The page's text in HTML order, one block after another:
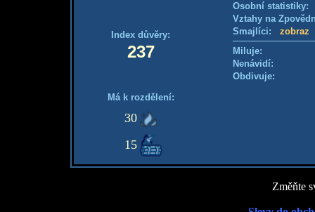
Index důvěry:
237
Má k rozdělení:
30
15
Osobní
Vztahy na
Smajlíci: zobraz
Miluje:
Nenávidí:
Obdivuje:
Změňte